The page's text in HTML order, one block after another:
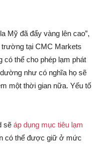
Mỹ đã đẩy vàng lên cao”,
trường tại CMC Markets
có thể cho phép lạm phát
như có nghĩa họ sẽ
một thời gian nữa. Yếu tố
sẽ áp dụng mục tiêu lạm
có thể được giữ ở mức